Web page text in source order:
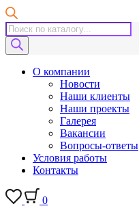
Поиск
товаров
О компании
Новости
Наши клиенты
Наши проекты
Галерея
Вакансии
Вопросы-ответы
Условия работы
Контакты
0